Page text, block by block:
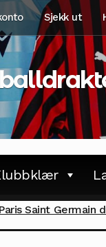
Sjekk ut
Paris Saint Germain